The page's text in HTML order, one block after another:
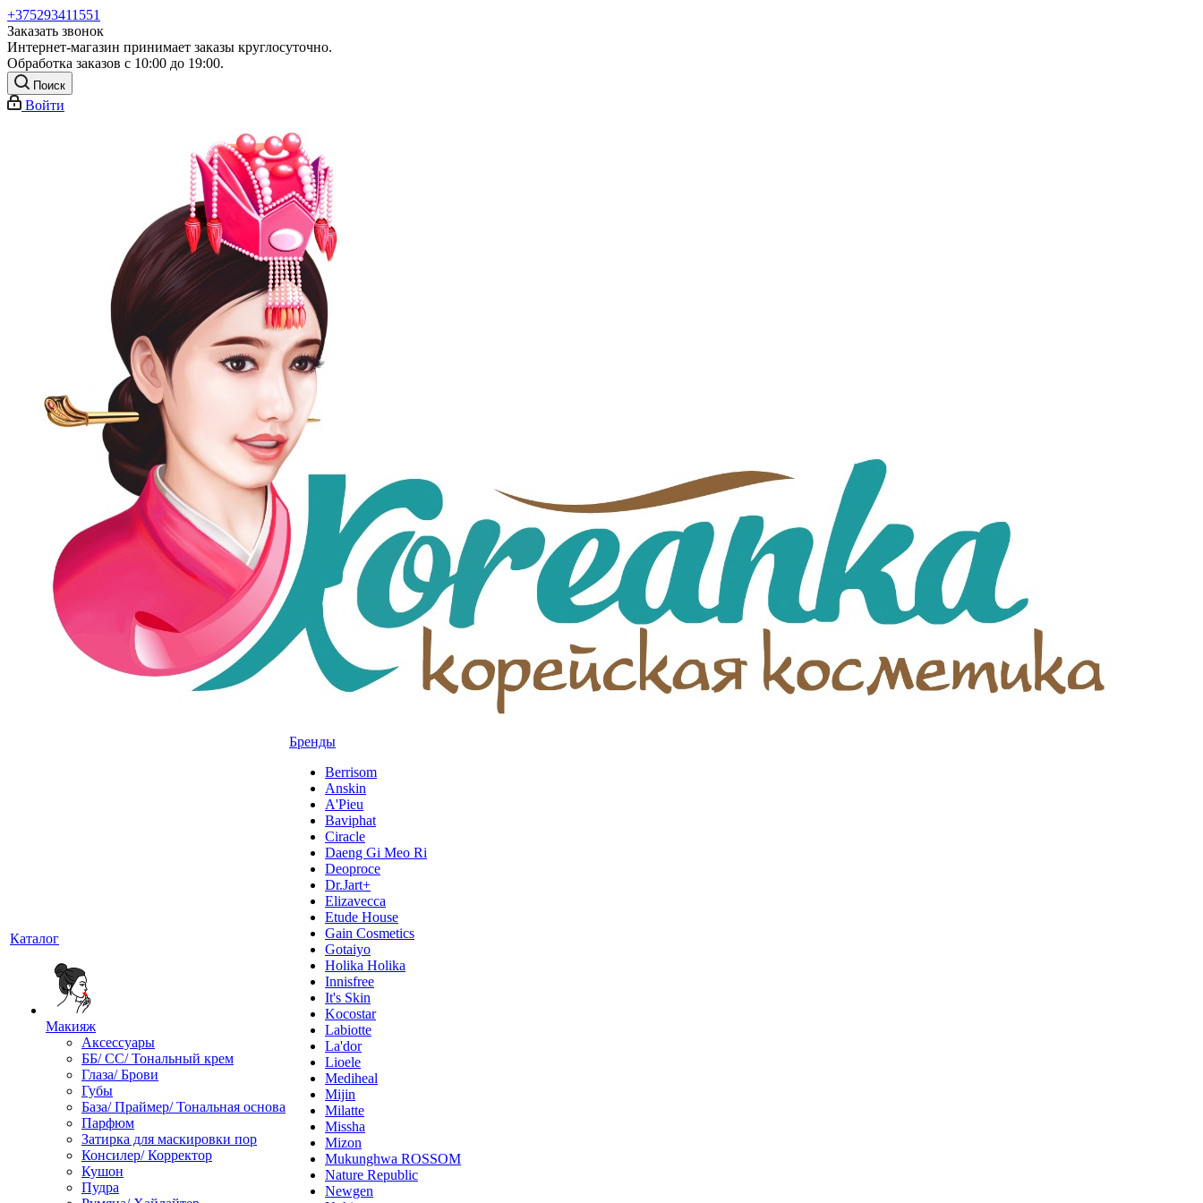
+375293411551
Заказать звонок
Интернет-магазин принимает заказы круглосуточно.
Обработка заказов с 10:00 до 19:00.
Поиск
Войти
Каталог
Макияж
Аксессуары
ББ/ СС/ Тональный крем
Глаза/ Брови
Губы
База/ Праймер/ Тональная основа
Парфюм
Затирка для маскировки пор
Консилер/ Корректор
Кушон
Пудра
Бренды
Berrisom
Anskin
A'Pieu
Baviphat
Ciracle
Daeng Gi Meo Ri
Deoproce
Dr.Jart+
Elizavecca
Etude House
Gain Cosmetics
Gotaiyo
Holika Holika
Innisfree
It's Skin
Kocostar
Labiotte
La'dor
Lioele
Mediheal
Mijin
Milatte
Missha
Mizon
Mukunghwa ROSSOM
Nature Republic
Newgen